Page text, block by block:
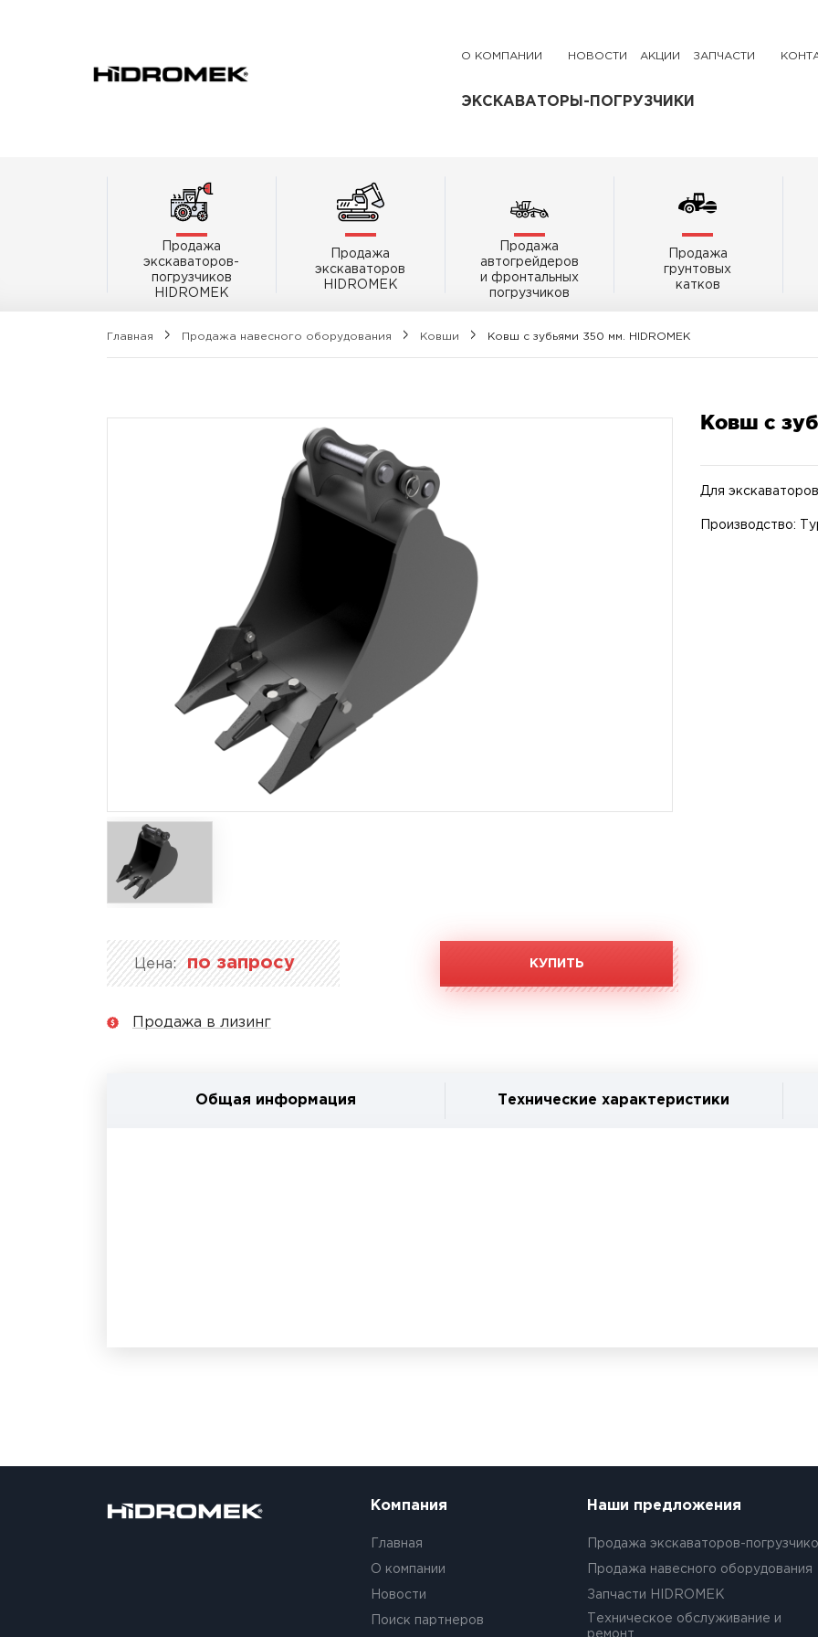
О КОМПАНИИ НОВОСТИ АКЦИИ ЗАПЧАСТИ
ЭКСКАВАТОРЫ-ПОГРУЗЧИКИ
Продажа
экскаваторов-
погрузчиков
HIDROMEK
Продажа
экскаваторов
HIDROMEK
Продажа
автогрейдеров
и фронтальных
погрузчиков
Продажа
грунтовых
катков
Главная Продажа навесного оборудования Ковши Ковш с зубьями 350 мм. HIDROMEK
Цена: по запросу КУПИТЬ
Продажа в лизинг
Ковш с
Для
Производство:
Общая информация Технические характеристики
Компания
Главная
О компании
Новости
Поиск партнеров
Наши предложения
Продажа экскаваторов-
Продажа навесного оборудования
Запчасти HIDROMEK
Техническое обслуживание и
ремонт